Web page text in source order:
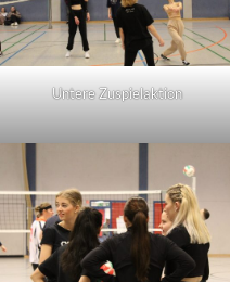
Untere Zuspielaktion